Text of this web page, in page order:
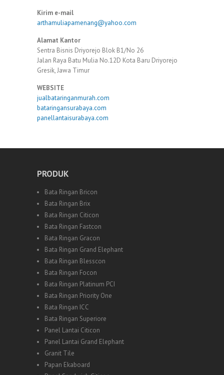
Kirim e-mail
arthamuliapamenang@yahoo.com
Alamat Kantor
Sentra Bisnis Driyorejo Blok B1/No 26
Jalan Raya Batu Mulia No.12D Kota Baru Driyorejo
Gresik, Jawa Timur
WEBSITE
jualbataringanmurah.com
bataringansurabaya.com
panellantaisurabaya.com
PRODUK
Bata Ringan Bricon
Bata Ringan Brix
Bata Ringan Citicon
Bata Ringan Fastcon
Bata Ringan Gracon
Bata Ringan Grand Elephant
Bata Ringan Blesscon
Bata Ringan Focon
Bata Ringan Platinum PCI
Bata Ringan Priority One
Bata Ringan ICC
Bata Ringan Superiore
Panel Lantai Citicon
Panel Lantai Grand Elephant
Granit Tile
Papan Ekaboard